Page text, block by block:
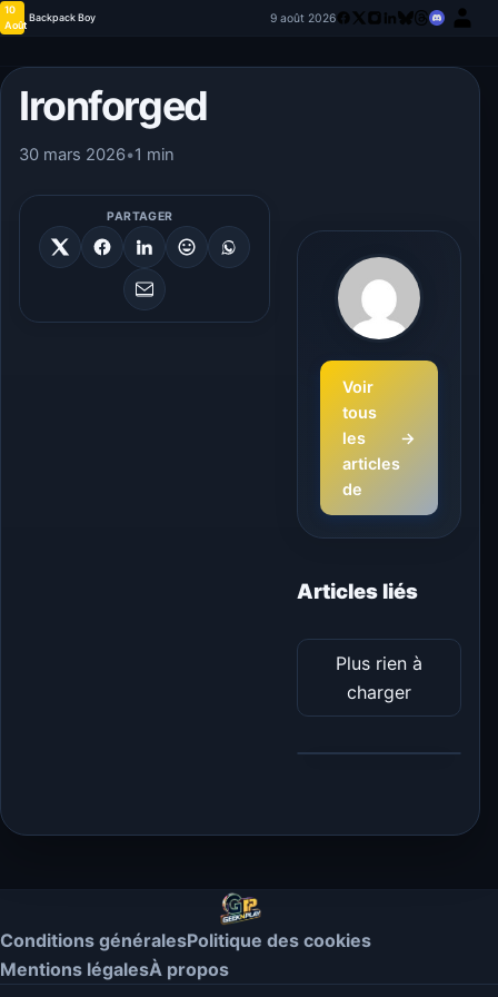
10
Août
Backpack Boy 9 août 2026
Ironforged
30 mars 2026•1 min
PARTAGER
Voir
tous
les
articles
de
→
Articles liés
Plus rien à
charger
Conditions généralesPolitique des cookies
Mentions légalesÀ propos